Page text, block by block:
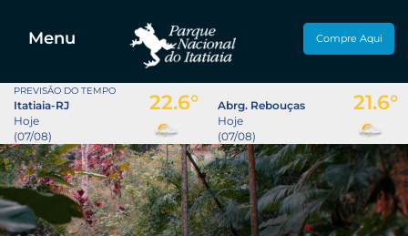
Menu Compre Aqui
PREVISÃO DO TEMPO
Itatiaia-RJ
Hoje
(07/08)
22.6°
Abrg. Rebouças
Hoje
(07/08)
21.6°
Previous